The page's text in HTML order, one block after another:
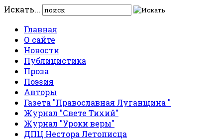
Искать...
Главная
О сайте
Новости
Публицистика
Проза
Поэзия
Авторы
Газета "Православная Луганщина "
Журнал "Свете Тихий"
Журнал "Уроки веры"
ДПЦ Нестора Летописца